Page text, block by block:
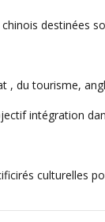
destinées
, du tourisme,
intégration
culturelles